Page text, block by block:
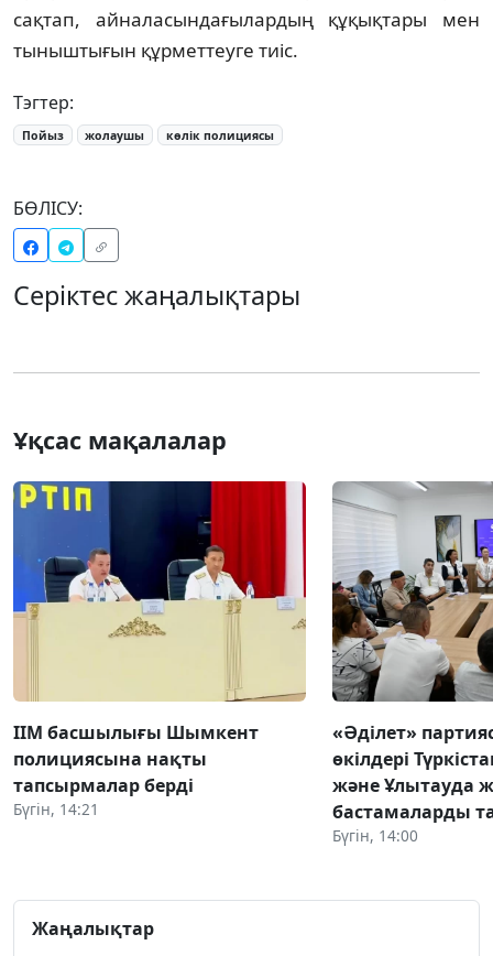
сақтап, айналасындағылардың құқықтары мен
тыныштығын құрметтеуге тиіс.
Тэгтер:
Пойыз жолаушы көлік полициясы
БӨЛІСУ:
Серіктес жаңалықтары
Ұқсас мақалалар
ІІМ басшылығы Шымкент
полициясына нақты
тапсырмалар берді
Бүгін, 14:21
«Әділет»
өкілдері
және Ұлытауда
бастамаларды
Бүгін, 14:00
Жаңалықтар